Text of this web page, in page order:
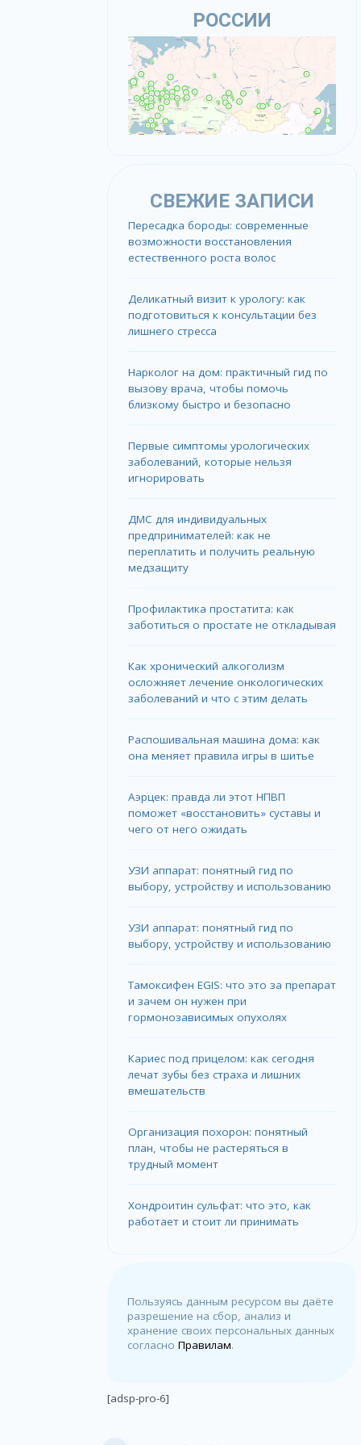
РОССИИ
СВЕЖИЕ ЗАПИСИ
Пересадка бороды: современные
возможности восстановления
естественного роста волос
Деликатный визит к урологу: как
подготовиться к консультации без
лишнего стресса
Нарколог на дом: практичный гид по
вызову врача, чтобы помочь
близкому быстро и безопасно
Первые симптомы урологических
заболеваний, которые нельзя
игнорировать
ДМС для индивидуальных
предпринимателей: как не
переплатить и получить реальную
медзащиту
Профилактика простатита: как
заботиться о простате не откладывая
Как хронический алкоголизм
осложняет лечение онкологических
заболеваний и что с этим делать
Распошивальная машина дома: как
она меняет правила игры в шитье
Аэрцек: правда ли этот НПВП
поможет «восстановить» суставы и
чего от него ожидать
УЗИ аппарат: понятный гид по
выбору, устройству и использованию
УЗИ аппарат: понятный гид по
выбору, устройству и использованию
Тамоксифен EGIS: что это за препарат
и зачем он нужен при
гормонозависимых опухолях
Кариес под прицелом: как сегодня
лечат зубы без страха и лишних
вмешательств
Организация похорон: понятный
план, чтобы не растеряться в
трудный момент
Хондроитин сульфат: что это, как
работает и стоит ли принимать
Пользуясь данным ресурсом вы даёте
разрешение на сбор, анализ и
хранение своих персональных данных
согласноПравилам.
[adsp-pro-6]